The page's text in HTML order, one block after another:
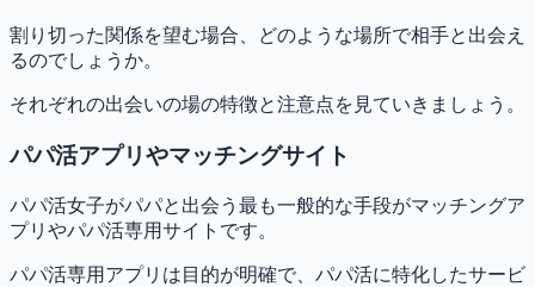
割り切った関係を望む場合、どのような場所で相手と出会え
るのでしょうか。
それぞれの出会いの場の特徴と注意点を見ていきましょう。
パパ活アプリやマッチングサイト
パパ活女子がパパと出会う最も一般的な手段がマッチングア
プリやパパ活専用サイトです。
パパ活専用アプリは目的が明確で、パパ活に特化したサービ